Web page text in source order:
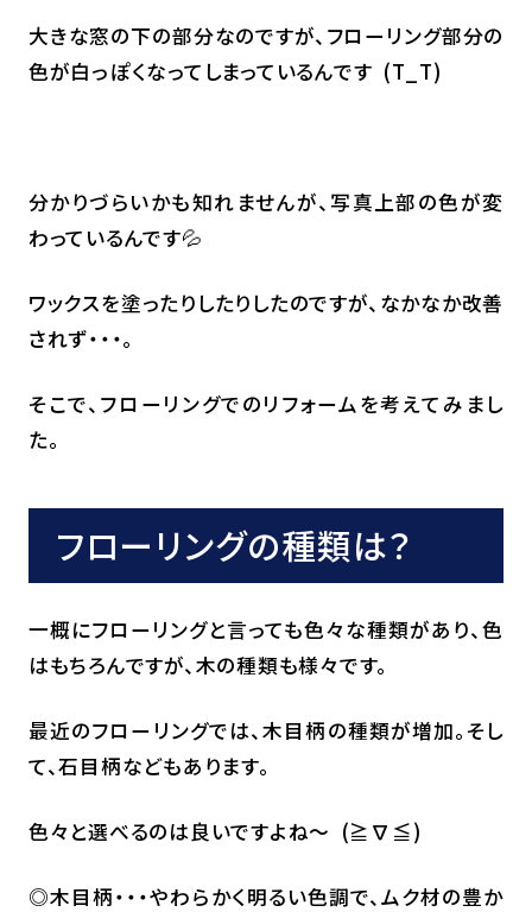
大きな窓の下の部分なのですが、フローリング部分の
色が白っぽくなってしまっているんです (T_T)
分かりづらいかも知れませんが、写真上部の色が変
わっているんです💦
ワックスを塗ったりしたりしたのですが、なかなか改善
されず・・・。
そこで、フローリングでのリフォームを考えてみまし
た。
フローリングの種類は？
一概にフローリングと言っても色々な種類があり、色
はもちろんですが、木の種類も様々です。
最近のフローリングでは、木目柄の種類が増加。そし
て、石目柄などもあります。
色々と選べるのは良いですよね～ (≧∇≦)
◎木目柄・・・やわらかく明るい色調で、ムク材の豊か